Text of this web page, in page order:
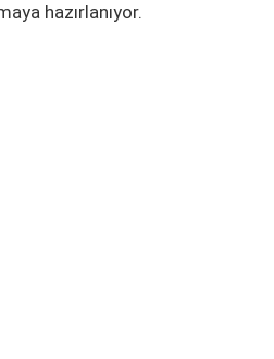
hazırlanıyor.